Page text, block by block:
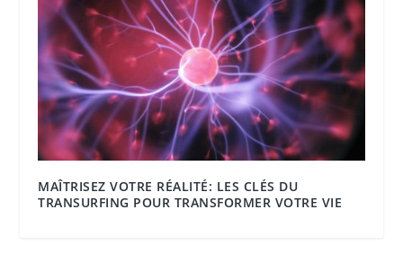
MAÎTRISEZ VOTRE RÉALITÉ: LES CLÉS DU
TRANSURFING POUR TRANSFORMER VOTRE VIE